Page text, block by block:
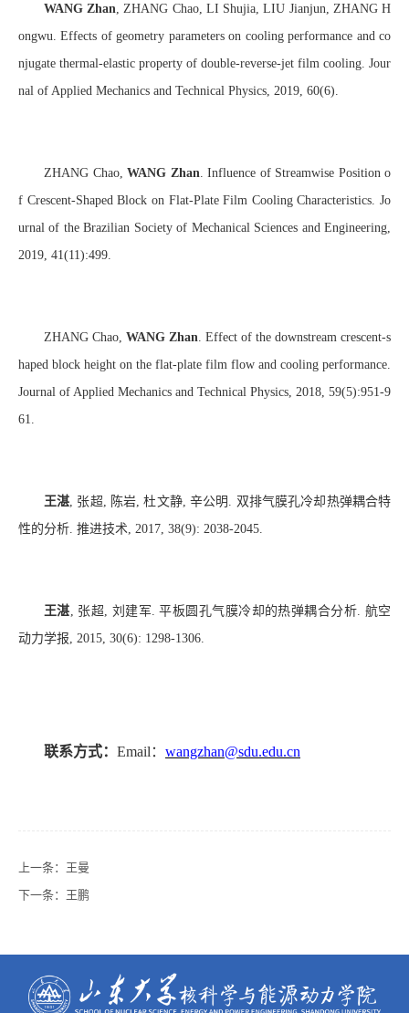
WANG Zhan , ZHANG Chao, LI Shujia, LIU Jianjun, ZHANG H
ongwu. Effects of geometry parameters on cooling performance and co
njugate thermal-elastic property of double-reverse-jet film cooling. Jour
nal of Applied Mechanics and Technical Physics, 2019, 60(6).
ZHANG Chao, WANG Zhan . Influence of Streamwise Position o
f Crescent-Shaped Block on Flat-Plate Film Cooling Characteristics. Jo
urnal of the Brazilian Society of Mechanical Sciences and Engineering,
2019, 41(11):499.
ZHANG Chao, WANG Zhan . Effect of the downstream crescent-s
haped block height on the flat-plate film flow and cooling performance.
Journal of Applied Mechanics and Technical Physics, 2018, 59(5):951-9
61.
王湛 张超 陈岩 ,杜文静, 辛公明
双排气膜孔冷却热弹耦合特
性的分析 推进技术 , 2017, 38(9): 2038-2045.
王湛 张超 刘建军 .平板圆孔气膜冷却的热弹耦合分析 航空
动力学报 , 2015, 30(6): 1298-1306.
联系方式： Email ： wangzhan@sdu.edu.cn
上一条： 王曼
下一条： 王鹏